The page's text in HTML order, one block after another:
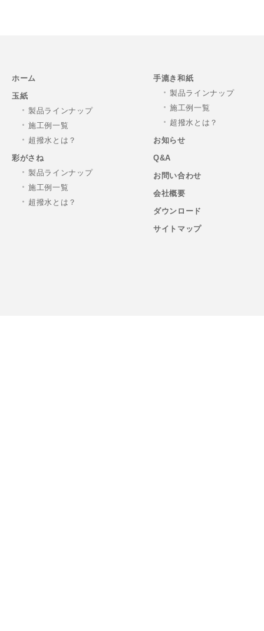
ホーム
玉紙
製品ラインナップ
施工例一覧
超撥水とは？
彩がさね
製品ラインナップ
施工例一覧
超撥水とは？
手漉き和紙
製品ラインナップ
施工例一覧
超撥水とは？
お知らせ
Q&A
お問い合わせ
会社概要
ダウンロード
サイトマップ